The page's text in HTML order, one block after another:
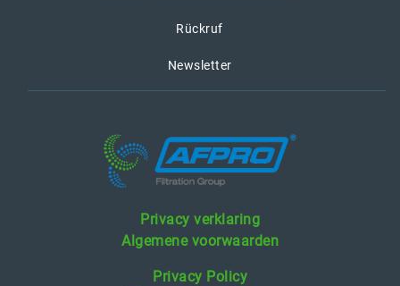
Rückruf
Newsletter
Privacy verklaring
Algemene voorwaarden
Privacy Policy